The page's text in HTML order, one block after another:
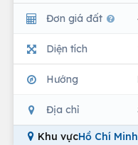
Đơn giá đất
Diện tích
Hướng
Địa chỉ
Khu vựcHồ Chí Minh